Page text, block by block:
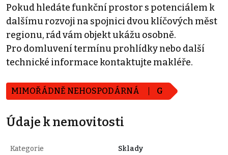
Pokud hledáte funkční prostor s potenciálem k
dalšímu rozvoji na spojnici dvou klíčových měst
regionu, rád vám objekt ukážu osobně.
Pro domluvení termínu prohlídky nebo další
technické informace kontaktujte makléře.
MIMOŘÁDNĚ NEHOSPODÁRNÁ G
Údaje k nemovitosti
Kategorie Sklady